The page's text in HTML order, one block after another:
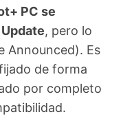
PC se
, pero lo
Announced). Es
de forma
por completo